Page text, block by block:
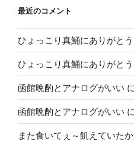
最近のコメント
ひょっこり真鯒にありがとう
ひょっこり真鯒にありがとう
函館晩酌とアナログがいい に
函館晩酌とアナログがいい に
また食いてぇ～飢えていた